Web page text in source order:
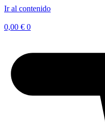
Ir al contenido
0,00 € 0